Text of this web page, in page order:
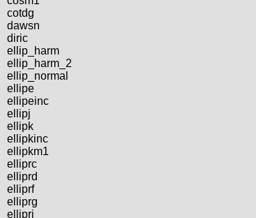
cotdg
dawsn
diric
ellip_harm
ellip_harm_2
ellip_normal
ellipe
ellipeinc
ellipj
ellipk
ellipkinc
ellipkm1
elliprc
elliprd
elliprf
elliprg
elliprj